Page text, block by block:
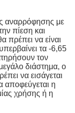
αναρρόφησης με
πίεση και
πρέπει να είναι
τα -6,65
τον
διάστημα, ο
να εισάγεται
αποφεύγεται η
χρήσης ή η